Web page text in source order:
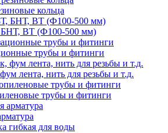
кольца
ВТ (Ф100-500 мм)
трубы и фитинги
лента, нить для резьбы и т.д.
трубы и фитинги